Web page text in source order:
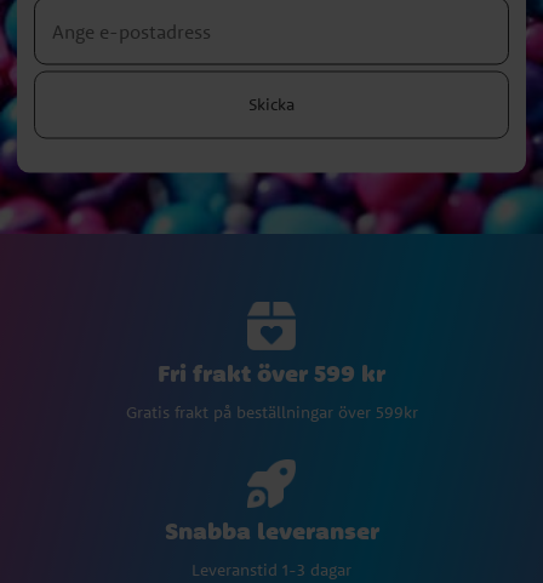
Skicka
Fri frakt över 599 kr
Gratis frakt på beställningar över 599kr
Snabba leveranser
Leveranstid 1-3 dagar